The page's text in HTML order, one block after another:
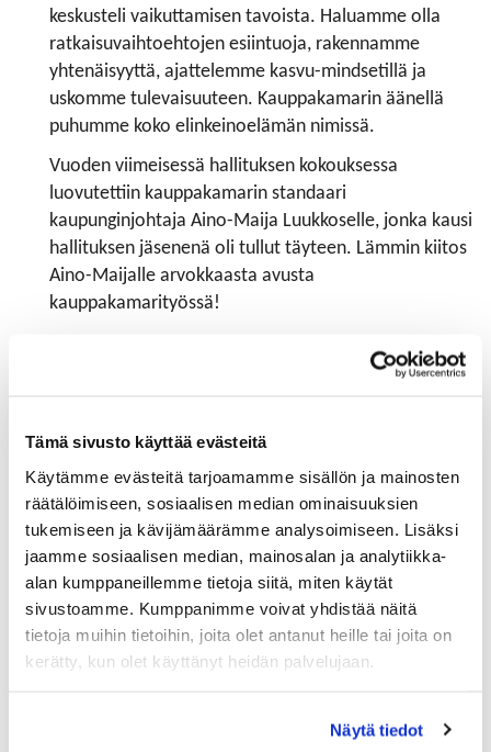
Tämä sivusto käyttää evästeitä
Käytämme evästeitä tarjoamamme sisällön ja mainosten
räätälöimiseen, sosiaalisen median ominaisuuksien
tukemiseen ja kävijämäärämme analysoimiseen. Lisäksi
jaamme sosiaalisen median, mainosalan ja analytiikka-
alan kumppaneillemme tietoja siitä, miten käytät
sivustoamme. Kumppanimme voivat yhdistää näitä
tietoja muihin tietoihin, joita olet antanut heille tai joita on
kerätty, kun olet käyttänyt heidän palvelujaan.
Näytä tiedot
keskusteli vaikuttamisen tavoista. Haluamme olla
ratkaisuvaihtoehtojen esiintuoja, rakennamme
yhtenäisyyttä, ajattelemme kasvu-mindsetillä ja
uskomme tulevaisuuteen. Kauppakamarin äänellä
puhumme koko elinkeinoelämän nimissä.
Vuoden viimeisessä hallituksen kokouksessa
luovutettiin kauppakamarin standaari
kaupunginjohtaja Aino-Maija Luukkoselle, jonka kausi
hallituksen jäsenenä oli tullut täyteen. Lämmin kiitos
Aino-Maijalle arvokkaasta avusta
kauppakamarityössä!
puheenjohtaja
Matti Ratsula, toimitusjohtaja, Antinasu & Ratsula Oy
1, varapuheenjohtaja
Pekka Saariluoma, toimitusjohtaja, RKW Finland Oy,
2. varapuheenjohtaja
Sari Mäkitalo, toimitusjohtaja, Telamurska Oy, 3.